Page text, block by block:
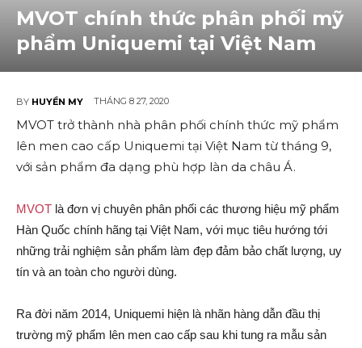
MVOT chính thức phân phối mỹ
phẩm Uniquemi tại Việt Nam
BY HUYỀN MY THÁNG 8 27, 2020
MVOT trở thành nhà phân phối chính thức mỹ phẩm
lên men cao cấp Uniquemi tại Việt Nam từ tháng 9,
với sản phẩm đa dạng phù hợp làn da châu Á.
MVOT là đơn vị chuyên phân phối các thương hiệu mỹ phẩm
Hàn Quốc chính hãng tại Việt Nam, với mục tiêu hướng tới
những trải nghiệm sản phẩm làm đẹp đảm bảo chất lượng, uy
tín và an toàn cho người dùng.
Ra đời năm 2014, Uniquemi hiện là nhãn hàng dẫn đầu thị
trường mỹ phẩm lên men cao cấp sau khi tung ra mẫu sản